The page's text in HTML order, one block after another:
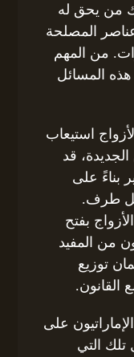
من يحق له
المصلحة
من المهم
المسائل
استيعاب
قد
بناءً على
طرف.
بفتح
من المفيد
توزيع
القانون.
على
تلك التي